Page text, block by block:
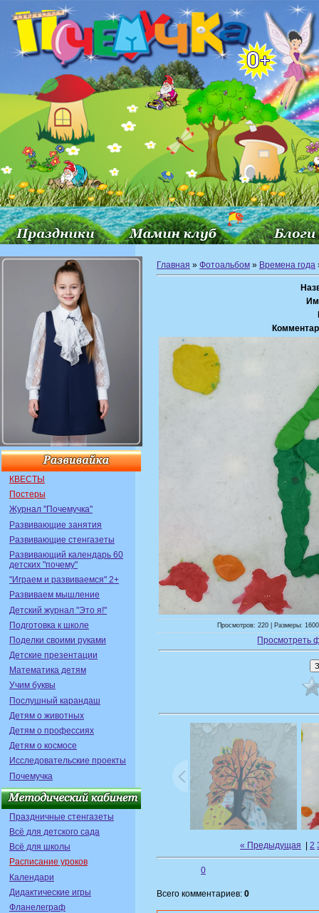
КВЕСТЫ
Постеры
Журнал "Почемучка"
Развивающие занятия
Развивающие стенгазеты
Развивающий календарь 60
детских "почему"
"Играем и развиваемся" 2+
Развиваем мышление
Детский журнал "Это я!"
Подготовка к школе
Поделки своими руками
Детские презентации
Математика детям
Учим буквы
Послушный карандаш
Детям о животных
Детям о профессиях
Детям о космосе
Исследовательские проекты
Почемучка
Праздничные стенгазеты
Всё для детского сада
Всё для школы
Расписание уроков
Календари
Дидактические игры
Фланелеграф
Главная » Фотоальбом » Времена года
Просмотров: 220 | Размеры:
Просмотреть
« Предыдущая 2
0
Всего комментариев: 0